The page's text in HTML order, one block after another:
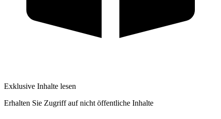
Exklusive Inhalte lesen
Erhalten Sie Zugriff auf nicht öffentliche Inhalte